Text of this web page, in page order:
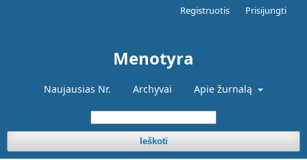
Menotyra
Naujausias Nr. Archyvai Apie žurnalą
Ieškoti
Registruotis Prisijungti